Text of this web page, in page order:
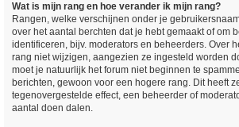
Wat is mijn rang en hoe verander ik mijn rang?
Rangen, welke verschijnen onder je
over het aantal berchten dat je hebt gemaakt of om
identificeren, bijv. moderators en beheerders. Over
rang niet wijzigen, aangezien ze ingesteld worden
moet je natuurlijk het forum niet beginnen te
berichten, gewoon voor een hogere rang. Dit heeft
tegenovergestelde effect, een beheerder of
aantal doen dalen.